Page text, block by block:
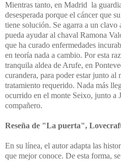
Mientras tanto, en Madrid la
desesperada porque el cáncer que
tiene solución. Se agarra a un
pueda ayudar al chaval Ramona
que ha curado enfermedades
en teoría nada a cambio. Por esta
tranquila aldea de Arufe, en
curandera, para poder estar junto al
tratamiento requerido. Nada más
ocurrido en el monte Seixo, junto a
compañero.
Reseña de "La puerta",
En su línea, el autor adapta las
que mejor conoce. De esta forma,